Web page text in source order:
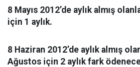
8 Mayıs 2012’de aylık almış
için 1 aylık.
8 Haziran 2012’de aylık almış
Ağustos için 2 aylık fark